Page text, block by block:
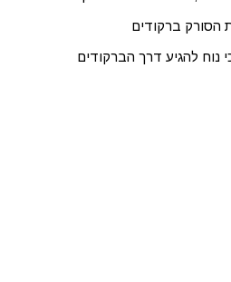
הסורק ברקודים
נוח להגיע דרך הברקודים